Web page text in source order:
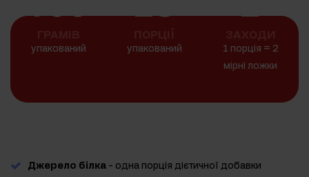
700
упакований
23
упакований
2
1 порція = 2
мірні ложки
Джерело білка - одна порція дієтичної добавки